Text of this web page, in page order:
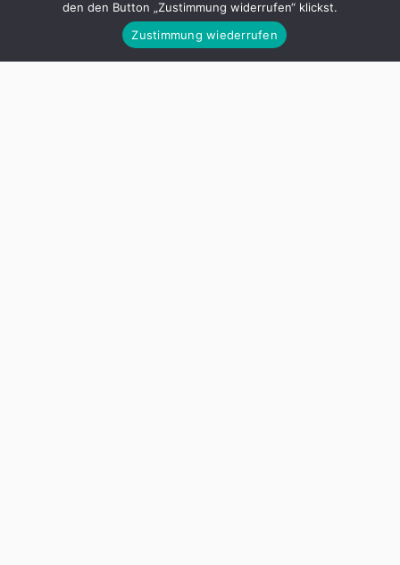
umkämpfte Fußballpartien waren, „Räuber und
Gendarm“ oder das Errichten möglichst großer
Sandburgen – der Nachmittag verging […]
den den Button „Zustimmung widerrufen“ klickst.
Zustimmung wiederrufen